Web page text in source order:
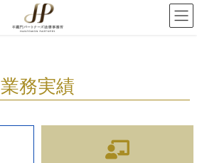
業務実績